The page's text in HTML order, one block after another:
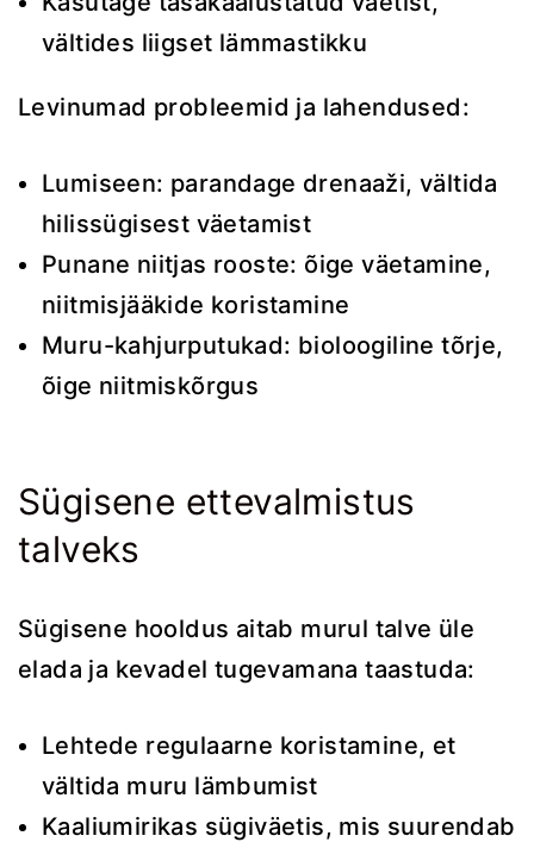
vältides liigset lämmastikku
Levinumad probleemid ja lahendused:
Lumiseen: parandage drenaaži, vältida
hilissügisest väetamist
Punane niitjas rooste: õige väetamine,
niitmisjääkide koristamine
Muru-kahjurputukad: bioloogiline tõrje,
õige niitmiskõrgus
Sügisene ettevalmistus
talveks
Sügisene hooldus aitab murul talve üle
elada ja kevadel tugevamana taastuda:
Lehtede regulaarne koristamine, et
vältida muru lämbumist
Kaaliumirikas sügiväetis, mis suurendab